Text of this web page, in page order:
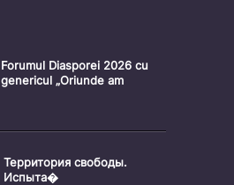
Forumul Diasporei 2026 cu
genericul „Oriunde am
Территория свободы.
Испыта�